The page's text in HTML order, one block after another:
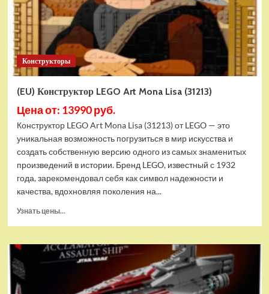
(10358)
Конструкторы
(EU) Конструктор LEGO Art Mona Lisa (31213)
Цена от: 13990 руб.
Конструктор LEGO Art Mona Lisa (31213) от LEGO — это
уникальная возможность погрузиться в мир искусства и
создать собственную версию одного из самых знаменитых
произведений в истории. Бренд LEGO, известный с 1932
года, зарекомендовал себя как символ надежности и
качества, вдохновляя поколения на...
Узнать цены...
(EU)
Конструктор
LEGO
Mona